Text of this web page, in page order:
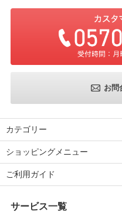
お問
カテゴリー
ショッピングメニュー
ご利用ガイド
サービス一覧